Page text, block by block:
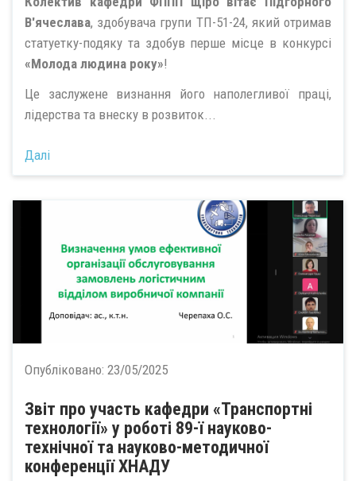
В'ячеслава, здобувача групи ТП-51-24, який отримав
статуетку-подяку та здобув перше місце в конкурсі
«Молода людина року»!
Це заслужене визнання його наполегливої праці,
лідерства та внеску в розвиток...
Далі
Опубліковано: 23/05/2025
Звіт про участь кафедри «Транспортні
технології» у роботі 89-ї науково-
технічної та науково-методичної
конференції ХНАДУ